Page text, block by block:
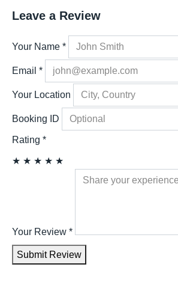
Leave a Review
Your Name *
Email *
Your Location
Booking ID
Rating *
★ ★ ★ ★ ★
Your Review *
Submit Review